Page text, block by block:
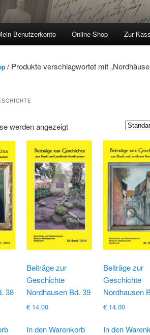
Benutzerkonto Online-Shop Zur
/ Produkte verschlagwortet mit
werden angezeigt
38
Beiträge zur
Geschichte
Nordhausen Bd. 39
€14.00
In den Warenkorb
Beiträge zur
Geschichte
Nordhausen
€14.00
In den